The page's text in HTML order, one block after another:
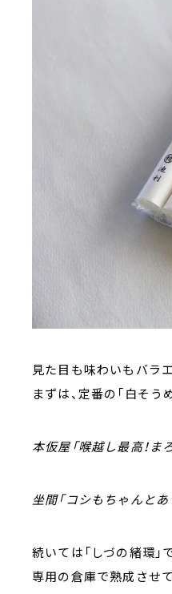
見た目も味わいもバラ
まずは、定番の「白そう
本仮屋「喉越し最高！ま
坐間「コシもちゃんとあ
続いては「しづの緒環」
専用の倉庫で熟成させ